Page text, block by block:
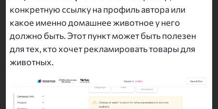
конкретную ссылку на профиль автора или
какое именно домашнее животное у него
должно быть. Этот пункт может быть полезен
для тех, кто хочет рекламировать товары для
животных.